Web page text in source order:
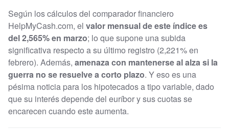
Según los cálculos del comparador financiero
HelpMyCash.com, el valor mensual de este índice es
del 2,565% en marzo; lo que supone una subida
significativa respecto a su último registro (2,221% en
febrero). Además, amenaza con mantenerse al alza si la
guerra no se resuelve a corto plazo. Y eso es una
pésima noticia para los hipotecados a tipo variable, dado
que su interés depende del euríbor y sus cuotas se
encarecen cuando este aumenta.